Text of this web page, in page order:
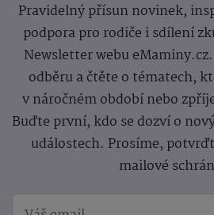
Pravidelný přísun novinek,
podpora pro rodiče i sdílení
Newsletter webu
odběru a čtěte o tématech,
v náročném období nebo
Buďte první, kdo se dozví o
událostech. Prosíme,
mailové